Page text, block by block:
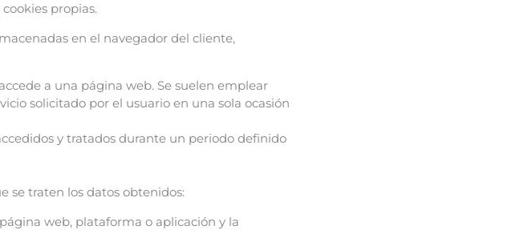
propias.
en el navegador del cliente,
a una página web. Se suelen emplear
solicitado por el usuario en una sola ocasión
y tratados durante un periodo definido
se traten los datos obtenidos:
web, plataforma o aplicación y la